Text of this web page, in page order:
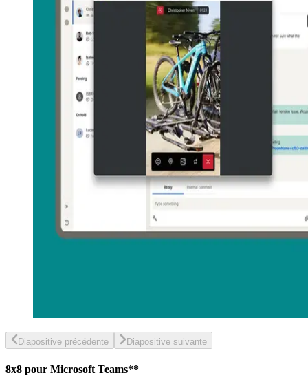
Diapositive précédente Diapositive suivante
8x8 pour Microsoft Teams**